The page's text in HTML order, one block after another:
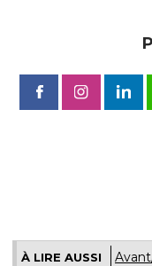
À LIRE AUSSI